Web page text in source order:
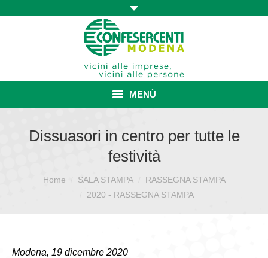
MENÙ
ASSOCIAZIONE
ISCRIZIONE E VANTAGGI
Dissuasori in centro per tutte le
festività
Sei qui:Home SALA STAMPA
RASSEGNA STAMPA
2020 - RASSEGNA STAMPA
Modena, 19 dicembre 2020